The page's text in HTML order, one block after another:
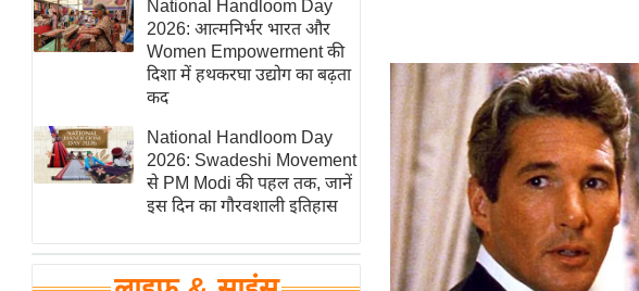
हॉलीवुड
फिल्म समीक्षा
Breaking
News
लाइफस्टाइल
टेक्नॉलॉजी
घरेलू नुस्खे
National Handloom Day
2026: आत्मनिर्भर भारत और
Women Empowerment की
दिशा में हथकरघा उद्योग का बढ़ता
कद
National Handloom Day
2026: Swadeshi Movement
से PM Modi की पहल तक, जानें
इस दिन का गौरवशाली इतिहास